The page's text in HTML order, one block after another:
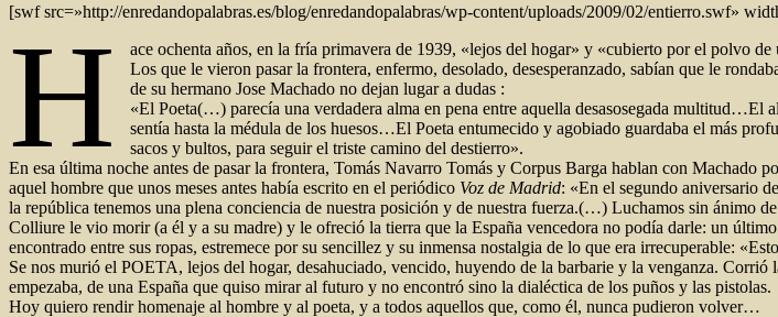
[swf src=»http://enredandopalabras.es/blog/enredandopalabras/wp-content/uploads/2009/02/entierro.swf»
H
ace ochenta años, en la fría primavera de 1939, «lejos del hogar» y «cubierto por el polvo
Los que le vieron pasar la frontera, enfermo, desolado, desesperanzado, sabían que le
de su hermano Jose Machado no dejan lugar a dudas :
«El Poeta(…) parecía una verdadera alma en pena entre aquella desasosegada
sentía hasta la médula de los huesos…El Poeta entumecido y agobiado guardaba el más
sacos y bultos, para seguir el triste camino del destierro».
En esa última noche antes de pasar la frontera, Tomás Navarro Tomás y Corpus Barga hablan con Machado
aquel hombre que unos meses antes había escrito en el periódico Voz de Madrid: «En el segundo aniversario
la república tenemos una plena conciencia de nuestra posición y de nuestra fuerza.(…) Luchamos sin ánimo
Colliure le vio morir (a él y a su madre) y le ofreció la tierra que la España vencedora no podía darle: un
encontrado entre sus ropas, estremece por su sencillez y su inmensa nostalgia de lo que era irrecuperable:
Se nos murió el POETA, lejos del hogar, desahuciado, vencido, huyendo de la barbarie y la venganza.
empezaba, de una España que quiso mirar al futuro y no encontró sino la dialéctica de los puños y las pistolas.
Hoy quiero rendir homenaje al hombre y al poeta, y a todos aquellos que, como él, nunca pudieron volver…